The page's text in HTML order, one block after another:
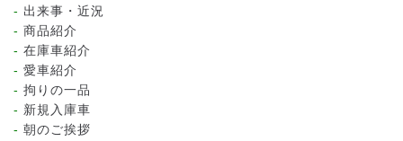
出来事・近況
商品紹介
在庫車紹介
愛車紹介
拘りの一品
新規入庫車
朝のご挨拶